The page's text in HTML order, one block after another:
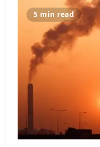
5 min read